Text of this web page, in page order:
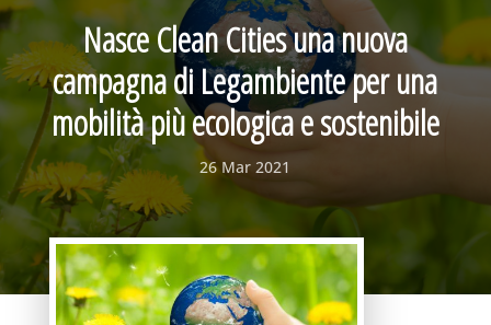
Nasce Clean Cities una nuova
campagna di Legambiente per una
mobilità più ecologica e sostenibile
26 Mar 2021